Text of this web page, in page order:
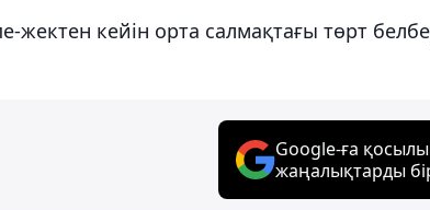
жектен кейін орта салмақтағы төрт
Google-ға
жаңалықтарды